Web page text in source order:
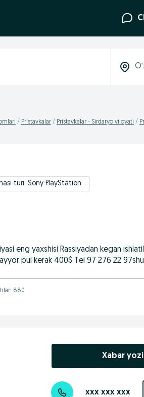
Pristavkalar Pristavkalar - Sirdaryo viloyati
turi: Sony PlayStation
eng yaxshisi Rassiyadan kegan
pul kerak 400$ Tel 97 276 22
880
Xabar
xxx xxx xxx